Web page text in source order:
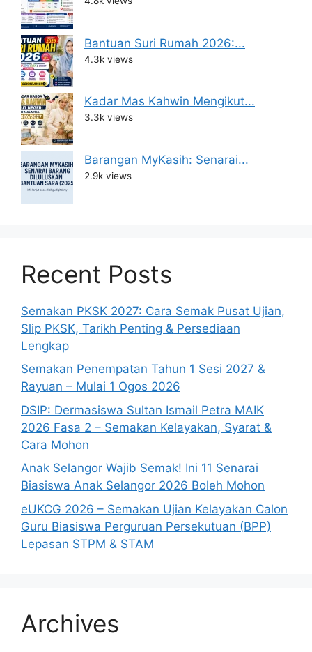
Bantuan Suri Rumah 2026:...
4.3k views
Kadar Mas Kahwin Mengikut...
3.3k views
Barangan MyKasih: Senarai...
2.9k views
Recent Posts
Semakan PKSK 2027: Cara Semak Pusat Ujian,
Slip PKSK, Tarikh Penting & Persediaan
Lengkap
Semakan Penempatan Tahun 1 Sesi 2027 &
Rayuan – Mulai 1 Ogos 2026
DSIP: Dermasiswa Sultan Ismail Petra MAIK
2026 Fasa 2 – Semakan Kelayakan, Syarat &
Cara Mohon
Anak Selangor Wajib Semak! Ini 11 Senarai
Biasiswa Anak Selangor 2026 Boleh Mohon
eUKCG 2026 – Semakan Ujian Kelayakan Calon
Guru Biasiswa Perguruan Persekutuan (BPP)
Lepasan STPM & STAM
Archives